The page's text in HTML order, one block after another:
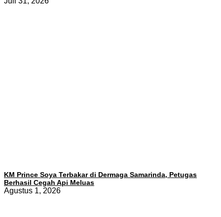
KM Prince Soya Terbakar di Dermaga Samarinda, Petugas
Berhasil Cegah Api Meluas
Agustus 1, 2026